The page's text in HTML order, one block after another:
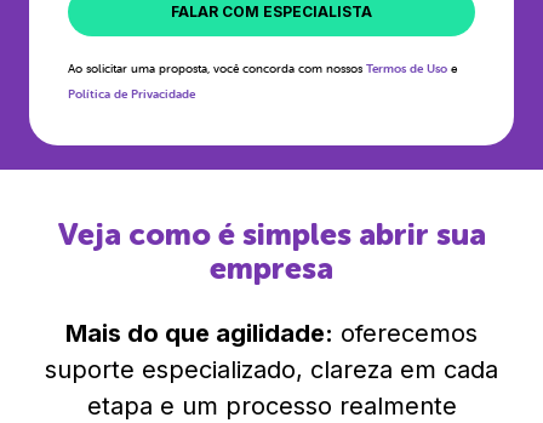
FALAR COM ESPECIALISTA
Ao solicitar uma proposta, você concorda com nossos Termos de Uso e
Política de Privacidade
Veja como é simples abrir sua
empresa
Mais do que agilidade: oferecemos
suporte especializado, clareza em cada
etapa e um processo realmente